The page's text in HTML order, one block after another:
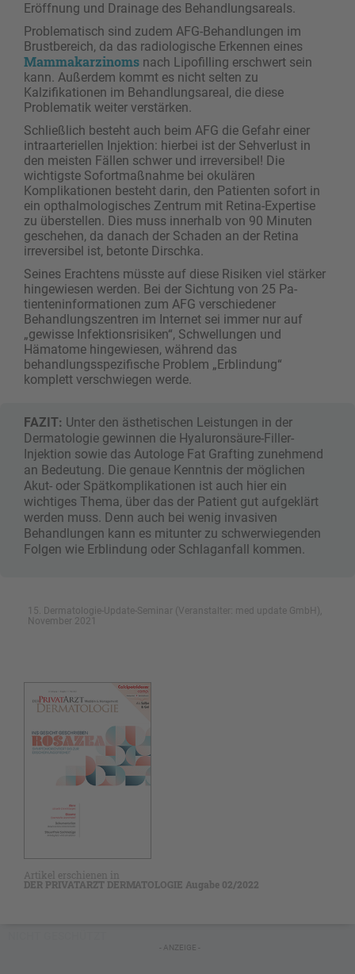
Eröffnung und Drainage des Behandlungsareals.
Problematisch sind zudem AFG-Behandlungen im
Brustbereich, da das radiologische Erkennen eines
Mammakarzinoms nach Lipofilling erschwert sein
kann. Außerdem kommt es nicht selten zu
Kalzifikationen im Behandlungsareal, die diese
Problematik weiter verstärken.
Schließlich besteht auch beim AFG die Gefahr einer
intraarteriellen Injektion: hierbei ist der Sehverlust in
den meisten Fällen schwer und irreversibel! Die
wichtigste Sofortmaßnahme bei okulären
Komplikationen besteht darin, den Patienten sofort in
ein opthalmologisches Zentrum mit Retina-Expertise
zu überstellen. Dies muss innerhalb von 90 Minuten
geschehen, da danach der Schaden an der Retina
irreversibel ist, betonte Dirschka.
Seines Erachtens müsste auf diese Risiken viel stärker
hingewiesen werden. Bei der Sichtung von 25 Pa­
tienteninformationen zum AFG verschiedener
Behandlungszentren im Internet sei immer nur auf
„gewisse Infektionsrisiken“, Schwellungen und
Hämatome hingewiesen, während das
behandlungsspezifische Problem „Erblindung“
komplett verschwiegen werde.
FAZIT: Unter den ästhetischen Leistungen in der
Dermatologie gewinnen die Hyaluronsäure-Filler-
Injektion sowie das Autologe Fat Grafting zunehmend
an Bedeutung. Die genaue Kenntnis der möglichen
Akut- oder Spätkomplikationen ist auch hier ein
wichtiges Thema, über das der Patient gut aufgeklärt
werden muss. Denn auch bei wenig invasiven
Behandlungen kann es mitunter zu schwerwiegenden
Folgen wie Erblindung oder Schlaganfall kommen.
15. Dermatologie-Update-Seminar (Veranstalter: med update GmbH),
November 2021
Artikel erschienen in
DER PRIVATARZT DERMATOLOGIE Augabe 02/2022
- ANZEIGE -